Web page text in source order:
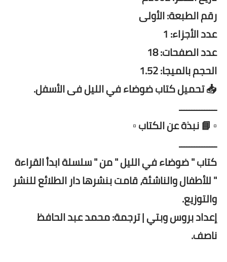
رقم الطبعة: الأولى
عدد الأجزاء: 1
عدد الصفحات: 18
الحجم بالميجا: 1.52
📥 تحميل كتاب ضوضاء في الليل فى الأسفل.
ـــــــــــــــ
▫️ 📘 نبذة عن الكتاب ▫️
ـــــــــــــــ
كتاب " ضوضاء في الليل " من " سلسلة ابدأ القراءة
" للأطفال والناشئة، قامت بنشرها دار الطلائع للنشر
والتوزيع.
إعداد بروس وبتي | ترجمة: محمد عبد الحافظ
ناصف.